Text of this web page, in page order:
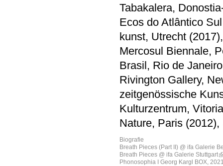
Tabakalera,
Ecos do Atlântico
kunst, Utrecht
Mercosul Biennale,
Brasil, Rio de
Rivington Gallery,
zeitgenössische
Kulturzentrum,
Nature, Paris
Biografie
Breath Pieces (Part II) @ ifa Galerie
Breath Pieces @ ifa Galerie Stuttgart
Phonosophia I Georg Kargl BOX,